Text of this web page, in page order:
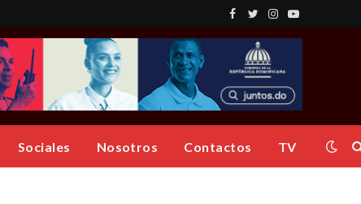
Facebook
TwitterInstagram
YouTube
Sociales Nosotros Contactos TV